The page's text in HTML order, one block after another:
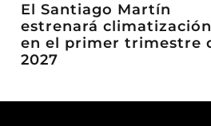
El Santiago Martín
estrenará climatización
en el primer trimestre
2027